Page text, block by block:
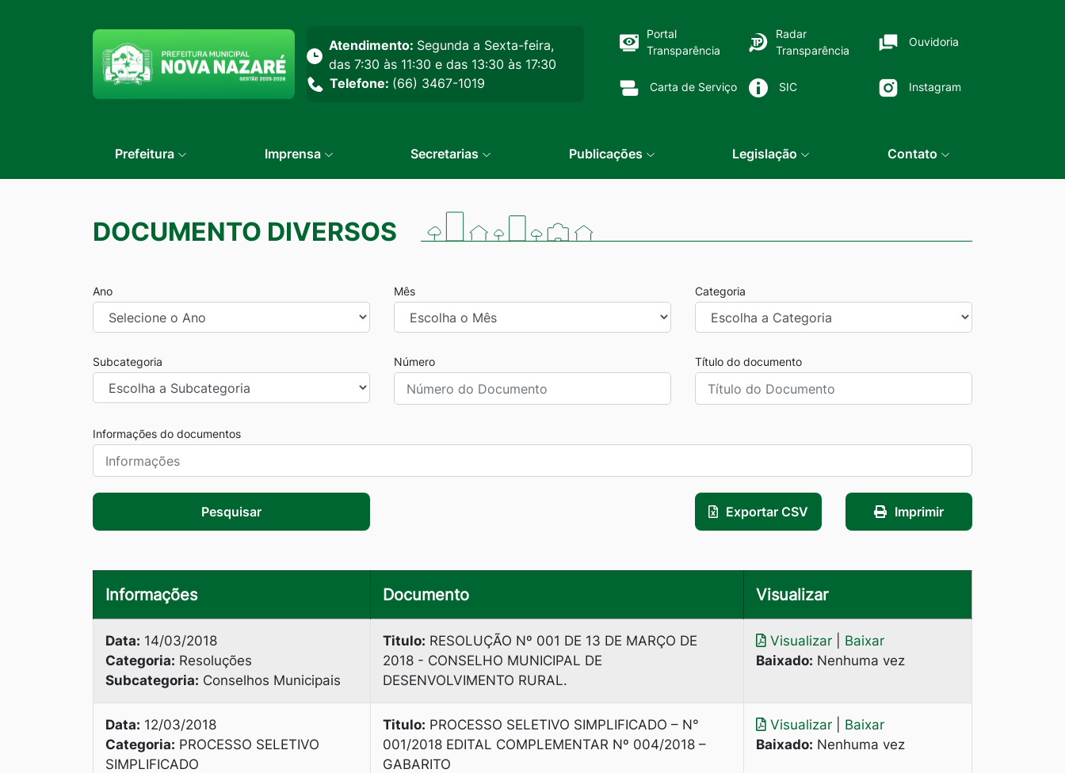
Atendimento: Segunda a Sexta-feira,
das 7:30 às 11:30 e das 13:30 às 17:30
Telefone: (66) 3467-1019
Portal
Transparência
Radar
Transparência
Ouvidoria
Carta de Serviço SIC Instagram
Prefeitura Imprensa Secretarias Publicações Legislação Contato
DOCUMENTO DIVERSOS
Ano Mês Categoria
Subcategoria Número Título do documento
Informações do documentos
Pesquisar Exportar CSV Imprimir
Informações Documento Visualizar
Data: 14/03/2018
Categoria: Resoluções
Subcategoria: Conselhos Municipais
Titulo: RESOLUÇÃO Nº 001 DE 13 DE MARÇO DE
2018 - CONSELHO MUNICIPAL DE
DESENVOLVIMENTO RURAL.
Visualizar
Baixar
Baixado: Nenhuma vez
Data: 12/03/2018
Categoria: PROCESSO SELETIVO
SIMPLIFICADO
Titulo: PROCESSO SELETIVO SIMPLIFICADO – N°
001/2018 EDITAL COMPLEMENTAR Nº 004/2018 –
GABARITO
Visualizar
Baixar
Baixado: Nenhuma vez